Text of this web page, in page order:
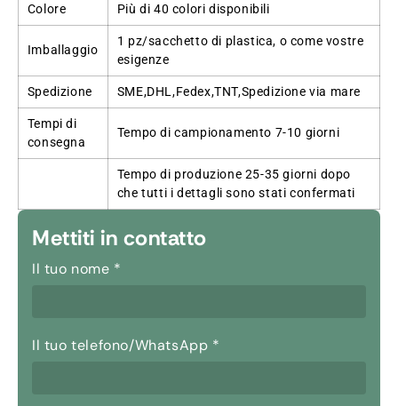
Colore Più di 40 colori disponibili
Imballaggio
1 pz/sacchetto di plastica, o come vostre
esigenze
Spedizione SME,DHL,Fedex,TNT,Spedizione via mare
Tempi di
consegna
Tempo di campionamento 7-10 giorni
Tempo di produzione 25-35 giorni dopo
che tutti i dettagli sono stati confermati
Mettiti in contatto
Il tuo nome *
Il tuo telefono/WhatsApp *